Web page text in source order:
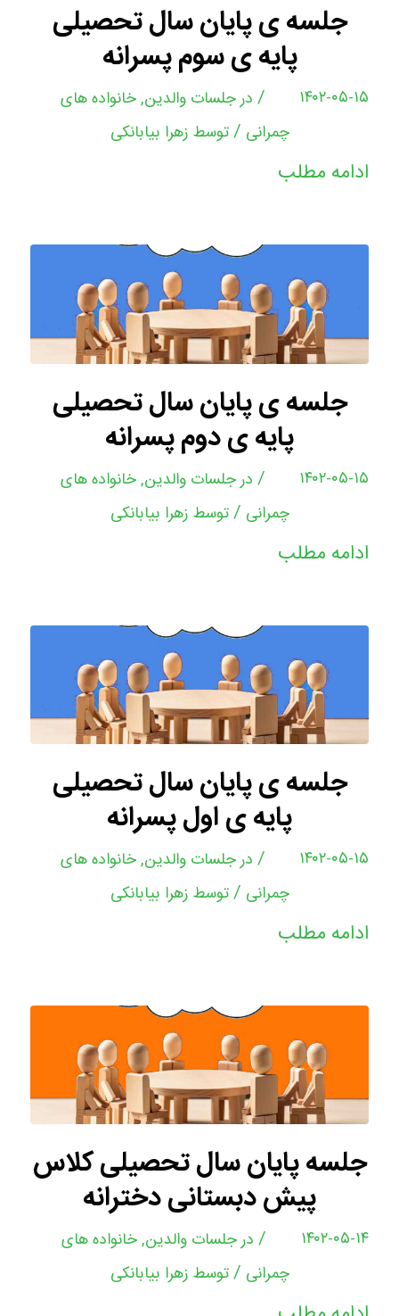
جلسه ی پایان سال تحصیلی
پایه ی سوم پسرانه
۱۴۰۲-۰۵-۱۵ / درجلسات والدین,خانواده های
چمرانی /توسط زهرا بیابانکی
ادامه مطلب
جلسه ی پایان سال تحصیلی
پایه ی دوم پسرانه
۱۴۰۲-۰۵-۱۵ / درجلسات والدین,خانواده های
چمرانی /توسط زهرا بیابانکی
ادامه مطلب
جلسه ی پایان سال تحصیلی
پایه ی اول پسرانه
۱۴۰۲-۰۵-۱۵ / درجلسات والدین,خانواده های
چمرانی /توسط زهرا بیابانکی
ادامه مطلب
جلسه پایان سال تحصیلی کلاس
پیش دبستانی دخترانه
۱۴۰۲-۰۵-۱۴ / درجلسات والدین,خانواده های
چمرانی /توسط زهرا بیابانکی